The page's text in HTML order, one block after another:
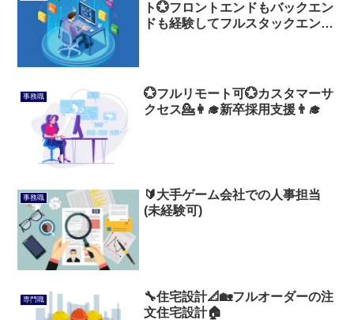
ト💮フロントエンドもバックエン
ドも経験してフルスタックエンジ
事務職
💮フルリモート可💮カスタマーサ
クセス💁👩‍🎓新卒採用支援👨‍🎓
事務職
🔰大手ゲーム会社での人事担当
(未経験可)
専門職
🔧住宅設計📐🏡フルオーダーの注
文住宅設計🏠️